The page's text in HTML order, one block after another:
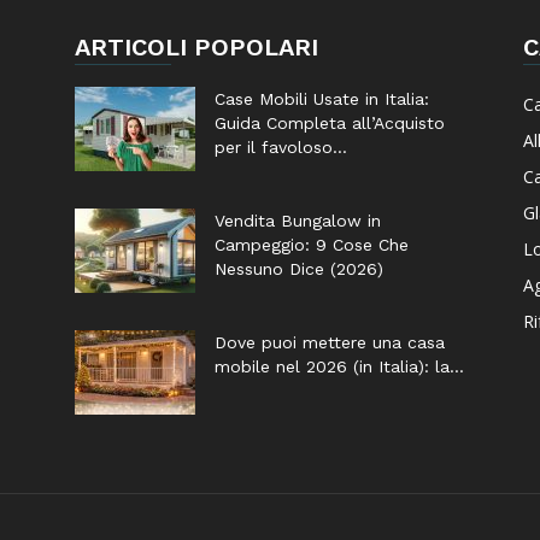
ARTICOLI POPOLARI
Case Mobili Usate in Italia:
Guida Completa all’Acquisto
per il favoloso...
Vendita Bungalow in
Campeggio: 9 Cose Che
Nessuno Dice (2026)
Dove puoi mettere una casa
mobile nel 2026 (in Italia): la...